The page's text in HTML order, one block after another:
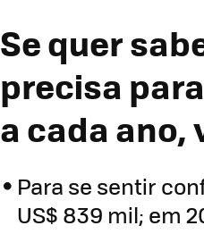
Se quer
precisa
a cada ano,
Para se sentir
US$ 839 mil; em